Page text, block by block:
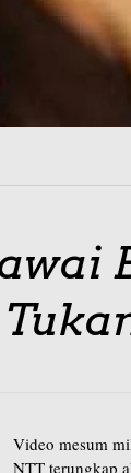
Video mesum
NTT terungkap